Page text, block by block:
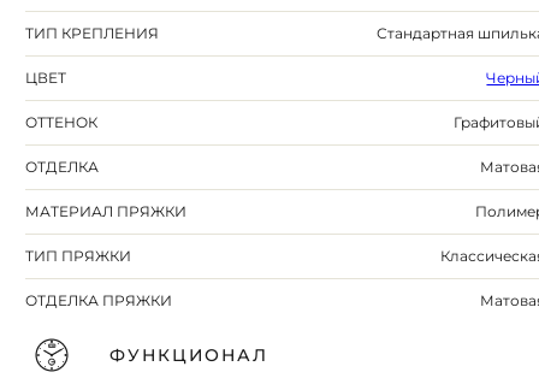
ТИП КРЕПЛЕНИЯ Стандартная
ЦВЕТ
ОТТЕНОК
ОТДЕЛКА
МАТЕРИАЛ ПРЯЖКИ
ТИП ПРЯЖКИ
ОТДЕЛКА ПРЯЖКИ
ФУНКЦИОНАЛ